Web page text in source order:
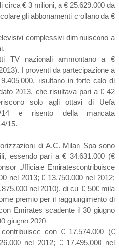
circa € 3 milioni, a € 25.629.000 da
gli abbonamenti crollano da €
complessivi diminuiscono a
TV nazionali ammontano a €
I proventi da partecipazione a
risultano in forte calo di
2013, che risultava pari a € 42
solo agli ottavi di Uefa
14 e risento della mancata
15.
di A.C. Milan Spa sono
essendo pari a € 34.631.000 (€
Ufficiale Emiratescontribuisce
nel 2013; € 13.750.000 nel 2012;
nel 2010), di cui € 500 mila
premio per il raggiungimento di
Emirates scadente il 30 giugno
giugno 2020.
con € 17.574.000 (€
nel 2012; € 17.495.000 nel